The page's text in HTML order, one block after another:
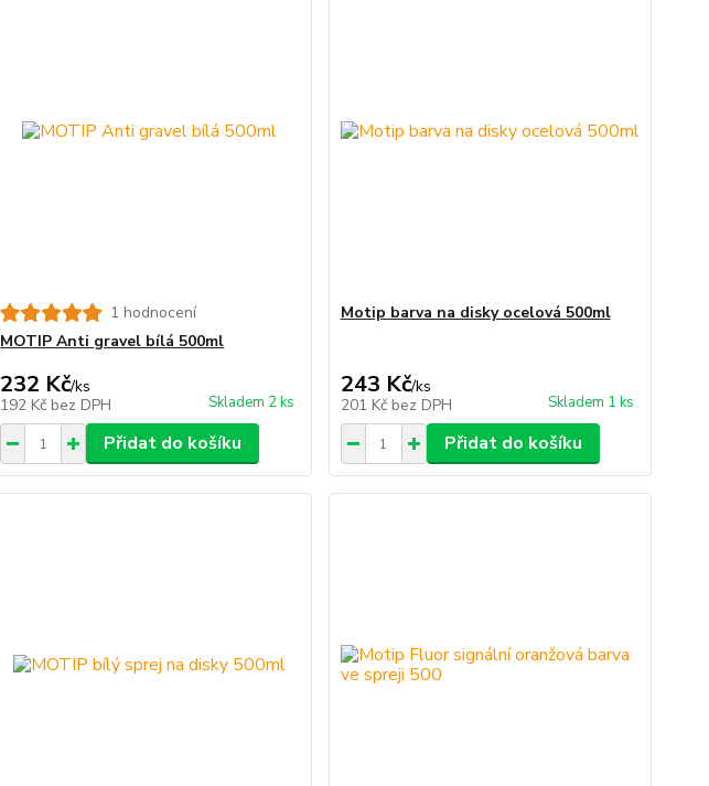
1 hodnocení
MOTIP Anti gravel bílá 500ml
232 Kč/ks
192 Kč bez DPH Skladem 2 ks
Přidat do košíku
Motip barva na disky ocelová 500ml
243 Kč/ks
201 Kč bez DPH Skladem 1 ks
Přidat do košíku